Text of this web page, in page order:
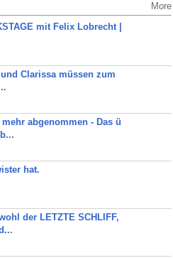
More
mit Felix Lobrecht |
Clarissa müssen zum
abgenommen - Das ü
hat.
der LETZTE SCHLIFF,